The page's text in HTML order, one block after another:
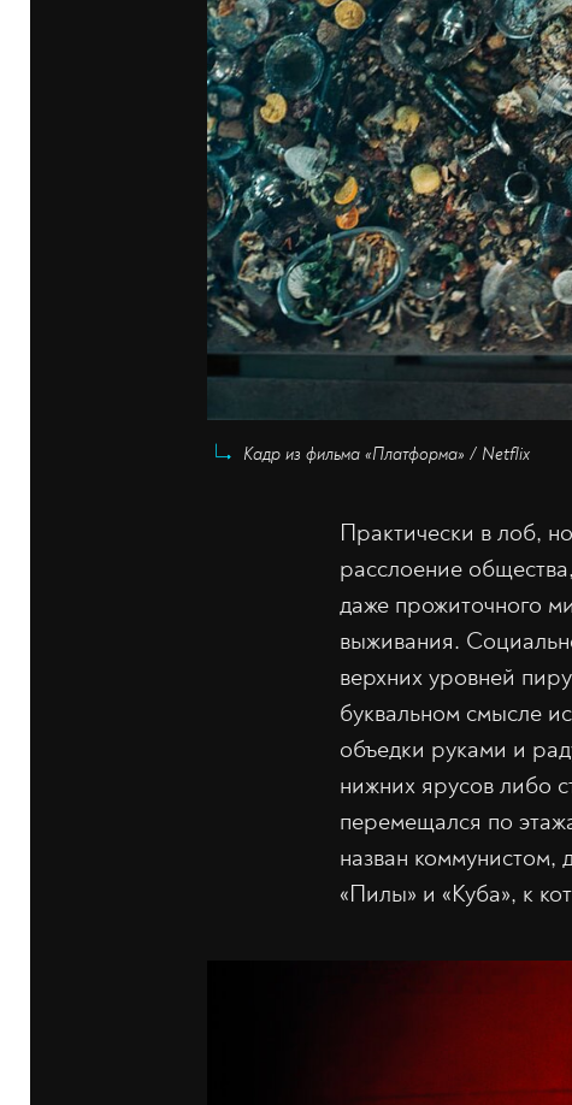
Кадр из фильма «Платформа» / Netflix
Практически в лоб,
расслоение
даже прожиточного
выживания.
верхних уровней
буквальном смысле
объедки руками и
нижних ярусов либо
перемещался по
назван коммунистом,
«Пилы» и «Куба», к